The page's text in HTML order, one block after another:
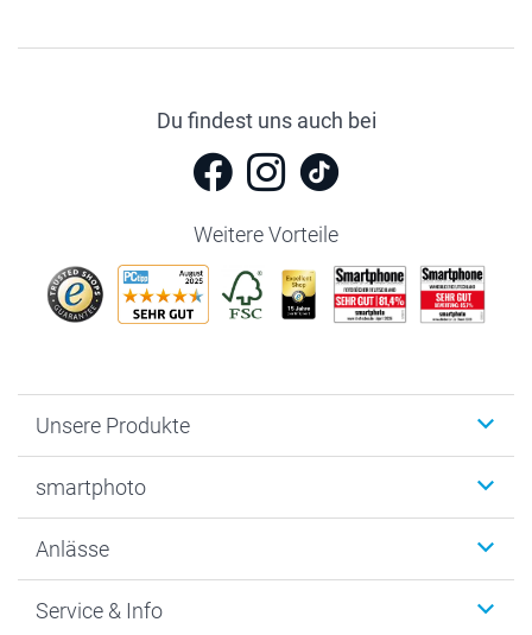
Du findest uns auch bei
Weitere Vorteile
Unsere Produkte
Fotogeschenke
MyNameBook
Fotoabzüge, Fotos als Buch & Poster
smartphoto
Warum smartphoto
Datenschutz
Anlässe
Neujahr
Service & Info